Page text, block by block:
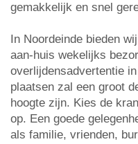
gemakkelijk en snel
In Noordeinde bieden
aan-huis wekelijks
overlijdensadvertentie
plaatsen zal een groot
hoogte zijn. Kies de
op. Een goede
als familie, vrienden,